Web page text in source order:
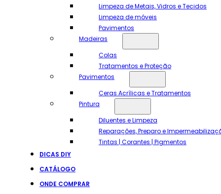
Limpeza de Metais, Vidros e Tecidos
Limpeza de móveis
Pavimentos
Madeiras
Colas
Tratamentos e Proteção
Pavimentos
Ceras Acrílicas e Tratamentos
Pintura
Diluentes e Limpeza
Reparações, Preparo e
Tintas | Corantes | Pigmentos
DICAS DIY
CATÁLOGO
ONDE COMPRAR